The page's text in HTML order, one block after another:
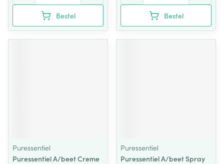
Bestel Bestel
Puressentiel
Puressentiel A/beet Creme
Puressentiel
Puressentiel A/beet Spray